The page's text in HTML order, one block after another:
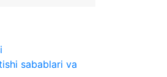
sabablari va